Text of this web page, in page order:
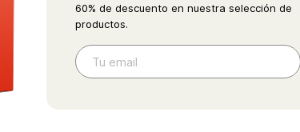
60% de descuento en nuestra selección de
productos.